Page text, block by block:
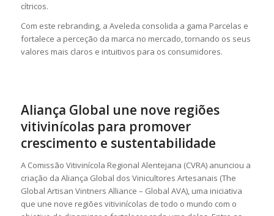
cítricos.
Com este rebranding, a Aveleda consolida a gama Parcelas e
fortalece a perceção da marca no mercado, tornando os seus
valores mais claros e intuitivos para os consumidores.
Aliança Global une nove regiões
vitivinícolas para promover
crescimento e sustentabilidade
A Comissão Vitivinícola Regional Alentejana (CVRA) anunciou a
criação da Aliança Global dos Vinicultores Artesanais (The
Global Artisan Vintners Alliance – Global AVA), uma iniciativa
que une nove regiões vitivinícolas de todo o mundo com o